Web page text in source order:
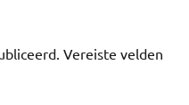
Vereiste velden